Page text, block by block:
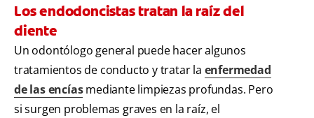
Los endodoncistas tratan la raíz del
diente
Un odontólogo general puede hacer algunos
tratamientos de conducto y tratar la enfermedad
de las encíasmediante limpiezas profundas. Pero
si surgen problemas graves en la raíz, el